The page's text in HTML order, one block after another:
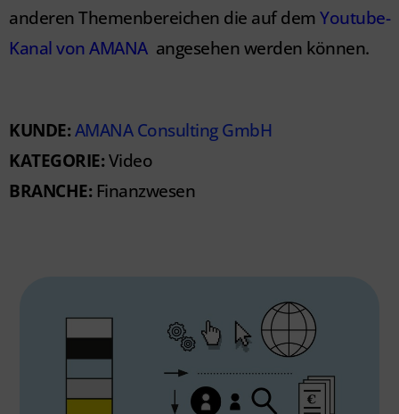
anderen Themenbereichen die auf demYoutube-
Kanal von AMANA angesehen werden können.
KUNDE:AMANA Consulting GmbH
KATEGORIE:Video
BRANCHE: Finanzwesen